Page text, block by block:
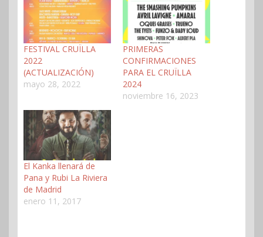
FESTIVAL CRUÏLLA
2022
(ACTUALIZACIÓN)
mayo 28, 2022
PRIMERAS
CONFIRMACIONES
PARA EL CRUÏLLA
2024
noviembre 16, 2023
El Kanka llenará de
Pana y Rubi La Riviera
de Madrid
enero 11, 2017